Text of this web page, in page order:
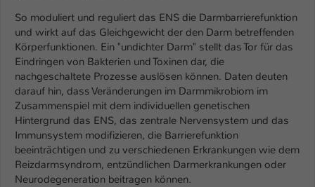
So moduliert und reguliert das ENS die Darmbarrierefunktion
und wirkt auf das Gleichgewicht der den Darm betreffenden
Körperfunktionen. Ein "undichter Darm" stellt das Tor für das
Eindringen von Bakterien und Toxinen dar, die
nachgeschaltete Prozesse auslösen können. Daten deuten
darauf hin, dass Veränderungen im Darmmikrobiom im
Zusammenspiel mit dem individuellen genetischen
Hintergrund das ENS, das zentrale Nervensystem und das
Immunsystem modifizieren, die Barrierefunktion
beeinträchtigen und zu verschiedenen Erkrankungen wie dem
Reizdarmsyndrom, entzündlichen Darmerkrankungen oder
Neurodegeneration beitragen können.